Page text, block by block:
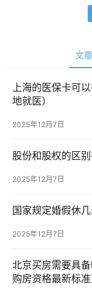
页
快
讯
文章
上海的医保卡可
地就医）
2025年12月7日
股份和股权的区
2025年12月7日
国家规定婚假休
2025年12月7日
北京买房需要具
购房资格最新标准